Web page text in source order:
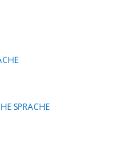
SPRACHE